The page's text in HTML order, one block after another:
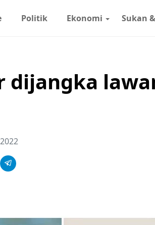
Politik Ekonomi Sukan
dijangka